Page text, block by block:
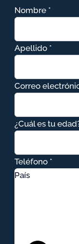
Nombre *
Apellido *
Correo
¿Cuál es tu
Teléfono *
País